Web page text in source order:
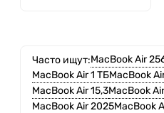
Часто ищут:MacBook Air
MacBook Air 1 ТБMacBook
MacBook Air 15,3MacBook
MacBook Air 2025MacBook